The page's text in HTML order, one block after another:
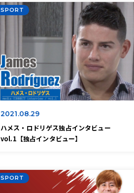
SPORT
2021.08.29
ハメス・ロドリゲス独占インタビュー
vol.1【独占インタビュー】
SPORT